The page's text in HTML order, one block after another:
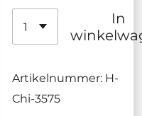
In
Artikelnummer: H-
Chi-3575